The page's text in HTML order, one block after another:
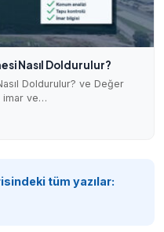
Nasıl Doldurulur?
Doldurulur? ve Değer
imar ve…
tüm yazılar: